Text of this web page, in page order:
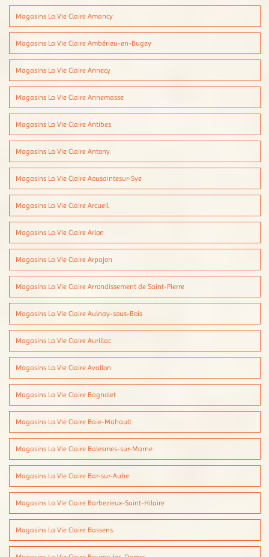
Magasins La Vie Claire Amancy
Magasins La Vie Claire Ambérieu-en-Bugey
Magasins La Vie Claire Annecy
Magasins La Vie Claire Annemasse
Magasins La Vie Claire Antibes
Magasins La Vie Claire Antony
Magasins La Vie Claire Aousaintesur-Sye
Magasins La Vie Claire Arcueil
Magasins La Vie Claire Arlon
Magasins La Vie Claire Arpajon
Magasins La Vie Claire Arrondissement de Saint-Pierre
Magasins La Vie Claire Aulnay-sous-Bois
Magasins La Vie Claire Aurillac
Magasins La Vie Claire Avallon
Magasins La Vie Claire Bagnolet
Magasins La Vie Claire Baie-Mahault
Magasins La Vie Claire Balesmes-sur-Marne
Magasins La Vie Claire Bar-sur-Aube
Magasins La Vie Claire Barbezieux-Saint-Hilaire
Magasins La Vie Claire Bassens